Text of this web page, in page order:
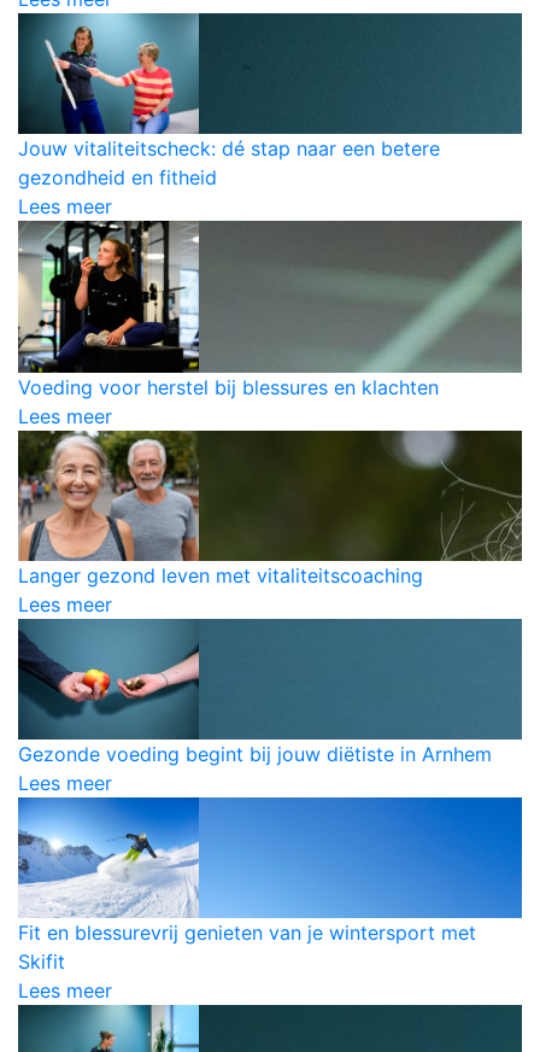
Jouw vitaliteitscheck: dé stap naar een betere
gezondheid en fitheid
Lees meer
Voeding voor herstel bij blessures en klachten
Lees meer
Langer gezond leven met vitaliteitscoaching
Lees meer
Gezonde voeding begint bij jouw diëtiste in Arnhem
Lees meer
Fit en blessurevrij genieten van je wintersport met
Skifit
Lees meer